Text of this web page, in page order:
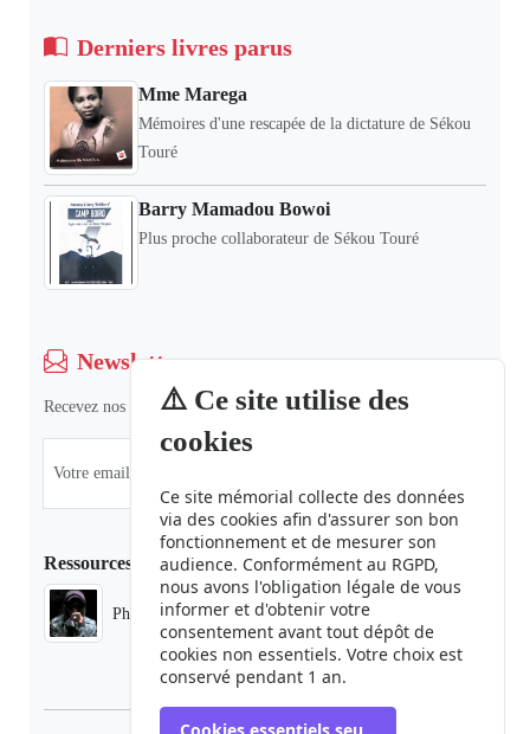
⚠️ Ce site utilise des
cookies
Ce site mémorial collecte des données
via des cookies afin d'assurer son bon
fonctionnement et de mesurer son
audience. Conformément au RGPD,
nous avons l'obligation légale de vous
informer et d'obtenir votre
consentement avant tout dépôt de
cookies non essentiels. Votre choix est
conservé pendant 1 an.
Derniers livres parus
Mme Marega
Mémoires d'une rescapée de la dictature de Sékou
Touré
Barry Mamadou Bowoi
Plus proche collaborateur de Sékou Touré
Newsletter
Recevez nos dernières informations et actualités.
Ressources
Phaduba camp boiro